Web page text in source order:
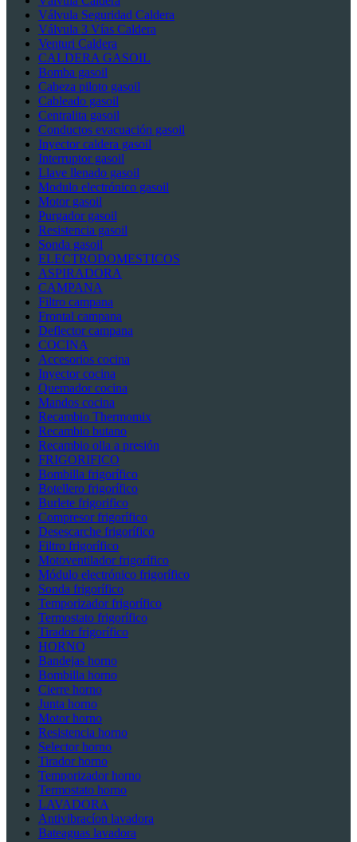
Válvula Seguridad Caldera
Válvula 3 Vías Caldera
Venturi Caldera
CALDERA GASOIL
Bomba gasoil
Cabeza piloto gasoil
Cableado gasoil
Centralita gasoil
Conductos evacuación gasoil
Inyector caldera gasoil
Interruptor gasoil
Llave llenado gasoil
Modulo electrónico gasoil
Motor gasoil
Purgador gasoil
Resistencia gasoil
Sonda gasoil
ELECTRODOMESTICOS
ASPIRADORA
CAMPANA
Filtro campana
Frontal campana
Deflector campana
COCINA
Accesorios cocina
Inyector cocina
Quemador cocina
Mandos cocina
Recambio Thermomix
Recambio butano
Recambio olla a presión
FRIGORIFICO
Bombilla frigorífico
Botellero frigorífico
Burlete frigorifico
Compresor frigorífico
Desescarche frigorífico
Filtro frigorífico
Motoventilador frigorífico
Módulo electrónico frigorífico
Sonda frigorífico
Temporizador frigorífico
Termostato frigorífico
Tirador frigorífico
HORNO
Bandejas horno
Bombilla horno
Cierre horno
Junta horno
Motor horno
Resistencia horno
Selector horno
Tirador horno
Temporizador horno
Termostato horno
LAVADORA
Antivibracíon lavadora
Bateaguas lavadora